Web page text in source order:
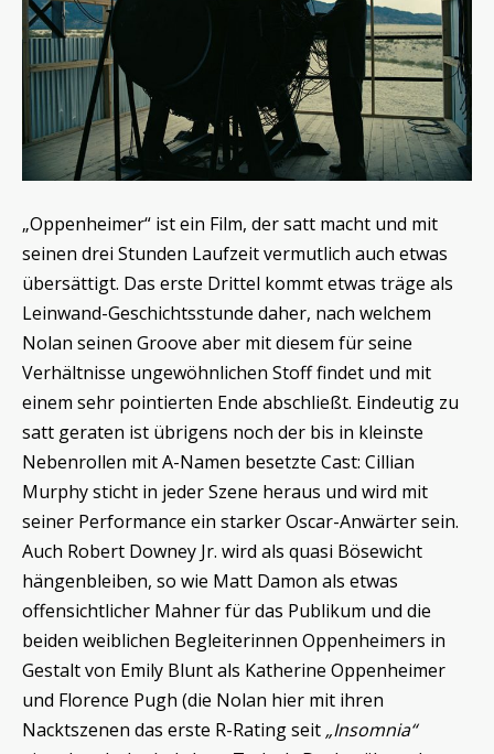
„Oppenheimer“ ist ein Film, der satt macht und mit
seinen drei Stunden Laufzeit vermutlich auch etwas
übersättigt. Das erste Drittel kommt etwas träge als
Leinwand-Geschichtsstunde daher, nach welchem
Nolan seinen Groove aber mit diesem für seine
Verhältnisse ungewöhnlichen Stoff findet und mit
einem sehr pointierten Ende abschließt. Eindeutig zu
satt geraten ist übrigens noch der bis in kleinste
Nebenrollen mit A-Namen besetzte Cast: Cillian
Murphy sticht in jeder Szene heraus und wird mit
seiner Performance ein starker Oscar-Anwärter sein.
Auch Robert Downey Jr. wird als quasi Bösewicht
hängenbleiben, so wie Matt Damon als etwas
offensichtlicher Mahner für das Publikum und die
beiden weiblichen Begleiterinnen Oppenheimers in
Gestalt von Emily Blunt als Katherine Oppenheimer
und Florence Pugh (die Nolan hier mit ihren
Nacktszenen das erste R-Rating seit „Insomnia“